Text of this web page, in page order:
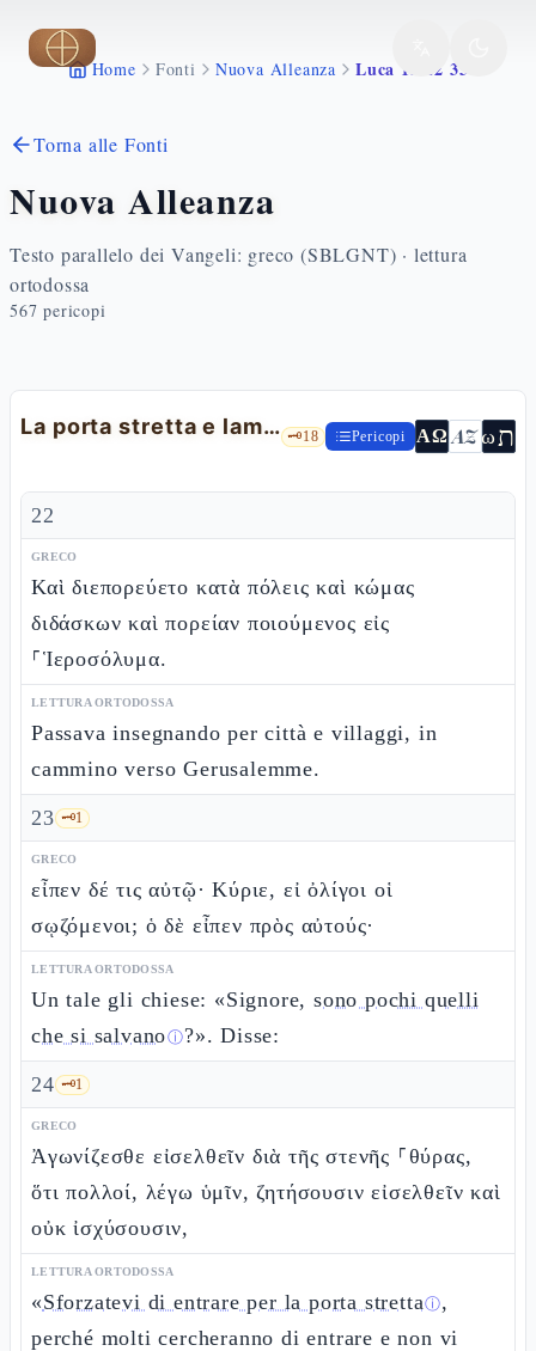
Vai al contenuto principale
Home Fonti Nuova Alleanza Luca 13 22 35
Torna alle Fonti
Nuova Alleanza
Testo parallelo dei Vangeli: greco (SBLGNT) · lettura
ortodossa
567 pericopi
La porta stretta e lamento su Gerusalemme 🗝️18 Pericopi ΑΩ AZωת
22
GRECO
Καὶ διεπορεύετο κατὰ πόλεις καὶ κώμας
διδάσκων καὶ πορείαν ποιούμενος εἰς
⸀Ἱεροσόλυμα.
LETTURA ORTODOSSA
Passava insegnando per città e villaggi, in
cammino verso Gerusalemme.
23 🗝️1
GRECO
εἶπεν δέ τις αὐτῷ· Κύριε, εἰ ὀλίγοι οἱ
σῳζόμενοι; ὁ δὲ εἶπεν πρὸς αὐτούς·
LETTURA ORTODOSSA
Un tale gli chiese: «Signore,sono pochi quelli
che si salvanoⓘ?». Disse:
24 🗝️1
GRECO
Ἀγωνίζεσθε εἰσελθεῖν διὰ τῆς στενῆς ⸀θύρας,
ὅτι πολλοί, λέγω ὑμῖν, ζητήσουσιν εἰσελθεῖν καὶ
οὐκ ἰσχύσουσιν,
LETTURA ORTODOSSA
«Sforzatevi di entrare per la porta strettaⓘ,
perché molti cercheranno di entrare e non vi